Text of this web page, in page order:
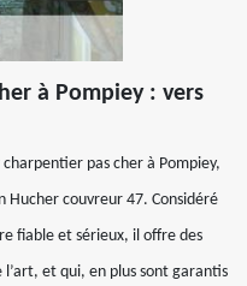
à Pompiey : vers
pas cher à Pompiey,
Hucher couvreur 47. Considéré
fiable et sérieux, il offre des
l’art, et qui, en plus sont garantis